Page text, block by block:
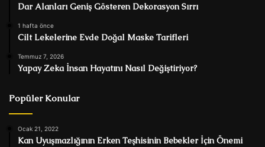
Dar Alanları Geniş Gösteren Dekorasyon Sırrı
1 hafta önce
Cilt Lekelerine Evde Doğal Maske Tarifleri
Temmuz 7, 2026
Yapay Zeka İnsan Hayatını Nasıl Değiştiriyor?
Popüler Konular
Ocak 21, 2022
Kan Uyuşmazlığının Erken Teşhisinin Bebekler İçin Önemi